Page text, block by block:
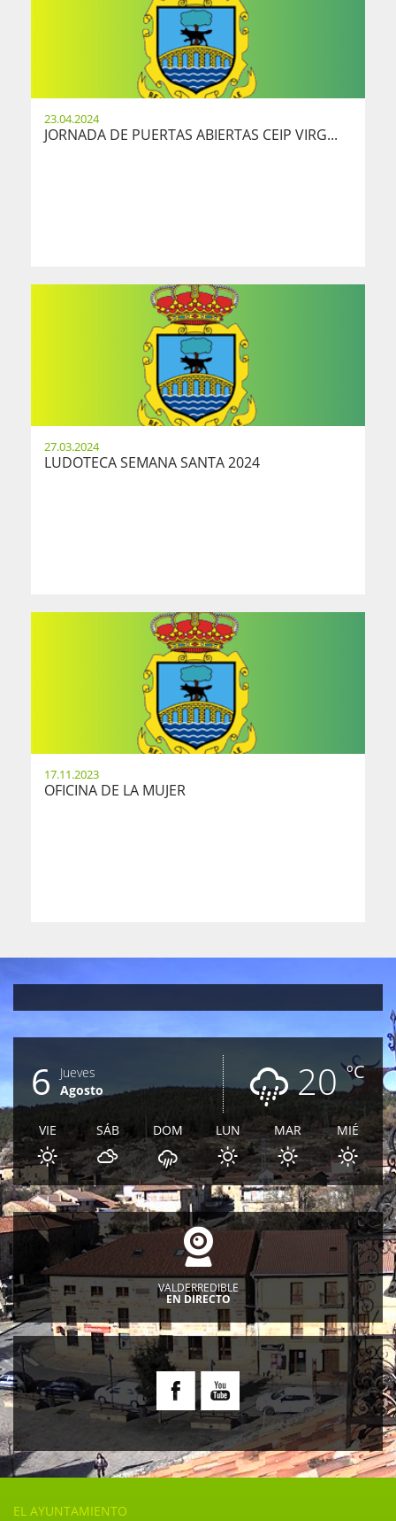
23.04.2024
JORNADA DE PUERTAS ABIERTAS CEIP VIRG...
27.03.2024
LUDOTECA SEMANA SANTA 2024
17.11.2023
OFICINA DE LA MUJER
ºC
20
6
Jueves
Agosto
VIE SÁB DOM LUN MAR MIÉ
VALDERREDIBLE
EN DIRECTO
EL AYUNTAMIENTO